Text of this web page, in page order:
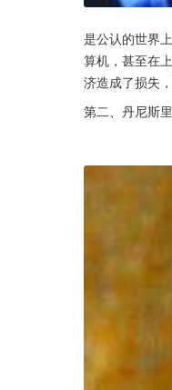
是公认的世界
算机，甚至在
济造成了损失
第二、丹尼斯